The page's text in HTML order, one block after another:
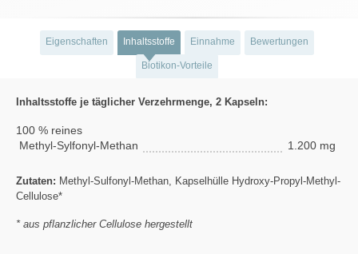
Eigenschaften Inhaltsstoffe Einnahme Bewertungen
Biotikon-Vorteile
Inhaltsstoffe je täglicher Verzehrmenge, 2 Kapseln:
100 % reines
Methyl-Sylfonyl-Methan
1.200 mg
Zutaten: Methyl-Sulfonyl-Methan, Kapselhülle Hydroxy-Propyl-Methyl-
Cellulose*
* aus pflanzlicher Cellulose hergestellt